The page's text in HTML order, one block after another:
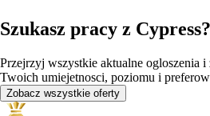
Szukasz pracy z Cypress?
Przejrzyj wszystkie aktualne ogloszenia
Twoich umiejetnosci, poziomu i
Zobacz wszystkie oferty